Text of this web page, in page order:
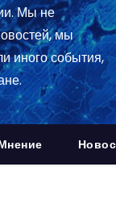
Мы не
мы
иного события,